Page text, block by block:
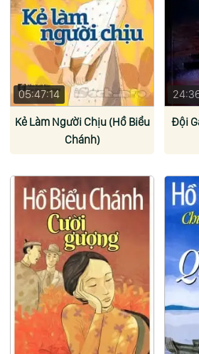
05:47:14
Kẻ Làm Người Chịu (Hồ Biểu
Chánh)
Đội